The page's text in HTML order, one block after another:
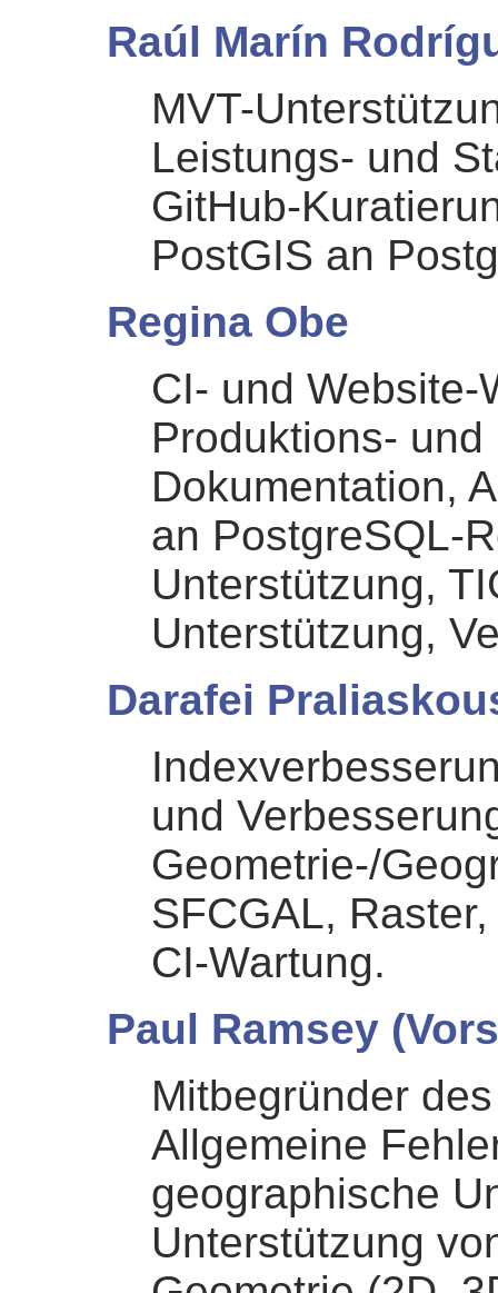
Raúl Marín
MVT-
Leistungs- und
GitHub-
PostGIS an
Regina Obe
CI- und Website-
Produktions-
Dokumentation,
an PostgreSQL-
Unterstützung,
Unterstützung,
Darafei
und
Geometrie-/
SFCGAL,
CI-Wartung.
Paul Ramsey
Mitbegründer
Allgemeine
geographische
Unterstützung